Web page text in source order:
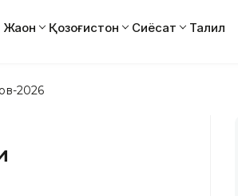
Жаҳон Қозоғистон Сиёсат Таҳлил
2026